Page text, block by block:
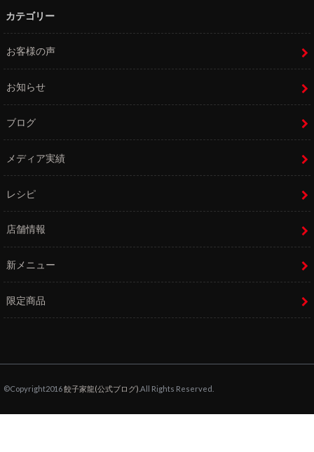
カテゴリー
お客様の声
お知らせ
ブログ
メディア実績
レシピ
店舗情報
新メニュー
限定商品
©Copyright2016餃子家龍(公式ブログ) .All Rights Reserved.